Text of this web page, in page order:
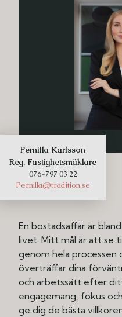
Pernilla Karlsson
Reg. Fastighetsmäklare
076-797 03 22
Pernilla@tradition.se
En bostadsaffär är
livet. Mitt mål är att se
genom hela processen
överträffar dina
och arbetssätt efter
engagemang, fokus
ge dig de bästa